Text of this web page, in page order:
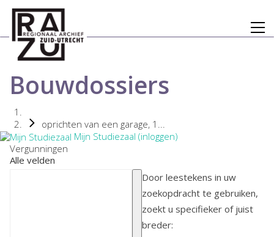
Bouwdossiers
oprichten van een garage, 1...
Mijn Studiezaal (inloggen)
Vergunningen
Alle velden
Door leestekens in uw
zoekopdracht te gebruiken,
zoekt u specifieker of juist
breder: